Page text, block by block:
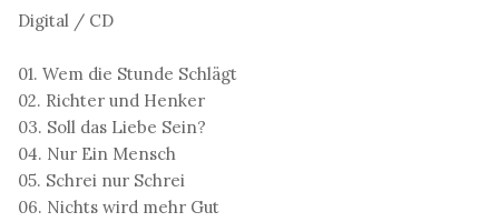
Digital / CD
01. Wem die Stunde Schlägt
02. Richter und Henker
03. Soll das Liebe Sein?
04. Nur Ein Mensch
05. Schrei nur Schrei
06. Nichts wird mehr Gut